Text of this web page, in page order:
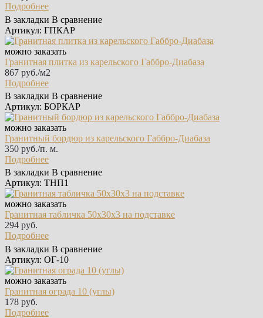
Подробнее
В закладки В сравнение
Артикул: ГПКАР
можно заказать
Гранитная плитка из карельского Габбро‑Диабаза
867 руб./м2
Подробнее
В закладки В сравнение
Артикул: БОРКАР
можно заказать
Гранитный бордюр из карельского Габбро‑Диабаза
350 руб./п. м.
Подробнее
В закладки В сравнение
Артикул: ТНП1
можно заказать
Гранитная табличка 50х30х3 на подставке
294 руб.
Подробнее
В закладки В сравнение
Артикул: ОГ-10
можно заказать
Гранитная ограда 10 (углы)
178 руб.
Подробнее